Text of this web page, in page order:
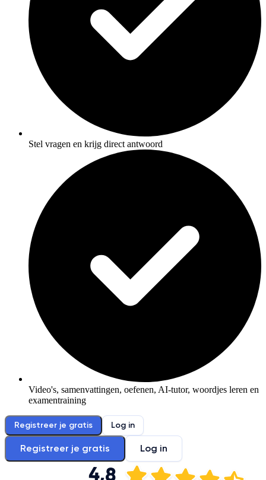
Stel vragen en krijg direct antwoord
Video's, samenvattingen, oefenen, AI-tutor, woordjes leren en
examentraining
Registreer je gratis Log in
Registreer je gratis Log in